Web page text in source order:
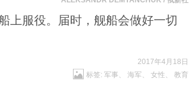
上服役。届时，舰船会做好一切
2017年4月18日
标签: 军事 、 海军 、 女性 、 教育